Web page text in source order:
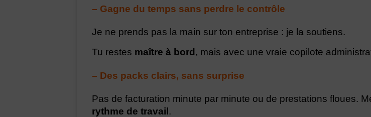
– Gagne du temps sans perdre le contrôle
Je ne prends pas la main sur ton entreprise : je la soutiens.
Tu restes maître à bord , mais avec une vraie copilote
– Des packs clairs, sans surprise
Pas de facturation minute par minute ou de prestations floues.
rythme de travail .